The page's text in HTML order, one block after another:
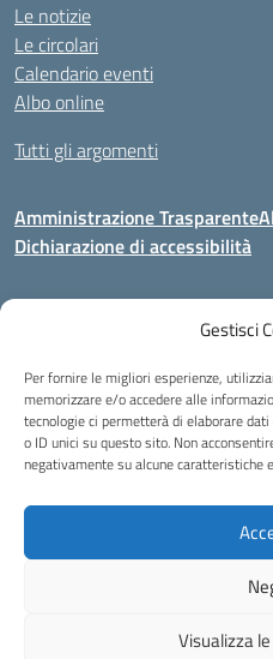
Gestisci
Per fornire le migliori esperienze,
memorizzare e/o accedere alle
tecnologie ci permetterà di elaborare
o ID unici su questo sito. Non
negativamente su alcune caratteristiche
Visualizza
Le notizie
Le circolari
Calendario eventi
Albo online
Tutti gli argomenti
Amministrazione Trasparente
Dichiarazione di accessibilità
Via Corridoni 34/36 Milano
Posta elettronica certificata (PEC):
Codice fiscale: 80124970155
Istituto Omnicomprensivo Musicale
Via Corridoni 34/36 Milano | Tel.
miic8de001@istruzione.it |
C.F. 80124970155